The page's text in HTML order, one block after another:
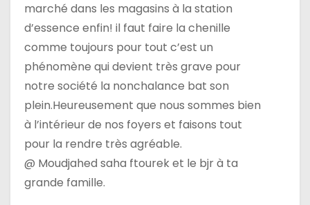
a
r
t
c
e
marché dans les magasins à la station
d’essence enfin! il faut faire la chenille
comme toujours pour tout c’est un
phénomène qui devient très grave pour
notre société la nonchalance bat son
plein.Heureusement que nous sommes bien
à l’intérieur de nos foyers et faisons tout
pour la rendre très agréable.
@ Moudjahed saha ftourek et le bjr à ta
grande famille.